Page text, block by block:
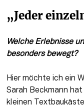
„Jeder
Welche Erlebnisse
besonders bewegt?
Hier möchte ich ein
Sarah Beckmann
kleinen